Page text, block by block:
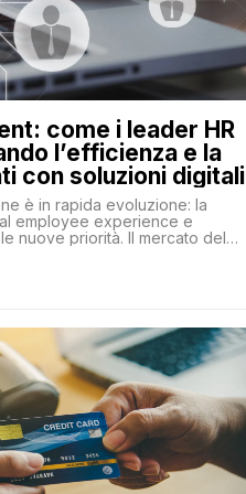
come i leader HR
l’efficienza e la
con soluzioni digitali
è in rapida evoluzione: la
employee experience e
nuove priorità. Il mercato del
più competitivo con una lotta